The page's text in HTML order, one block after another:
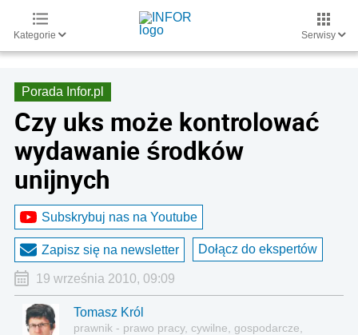
Kategorie Serwisy
Porada Infor.pl
Czy uks może kontrolować
wydawanie środków
unijnych
Subskrybuj nas na Youtube
Zapisz się na newsletter Dołącz do ekspertów
19 września 2010, 09:09
Tomasz Król
prawnik - prawo pracy, cywilne, gospodarcze,